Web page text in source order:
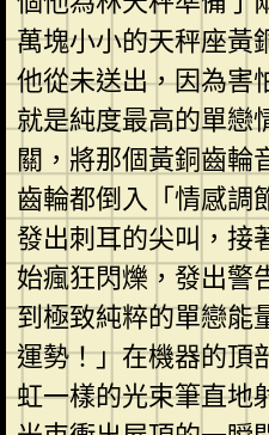
萬塊小小的天秤座黃
他從未送出，因為害
就是純度最高的單戀
關，將那個黃銅齒輪
齒輪都倒入「情感調
發出刺耳的尖叫，接
始瘋狂閃爍，發出警
到極致純粹的單戀能
運勢！」在機器的頂
虹一樣的光束筆直地